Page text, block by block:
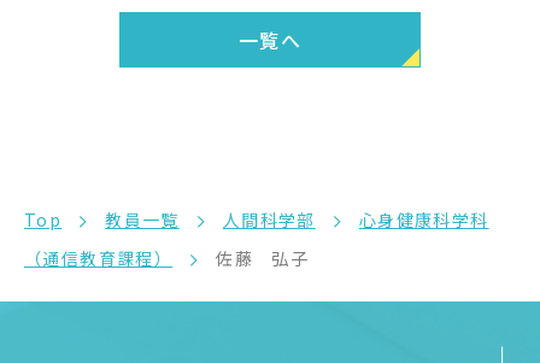
一覧へ
Top 教員一覧 人間科学部
心身健康科学科
（通信教育課程）
佐藤 弘子